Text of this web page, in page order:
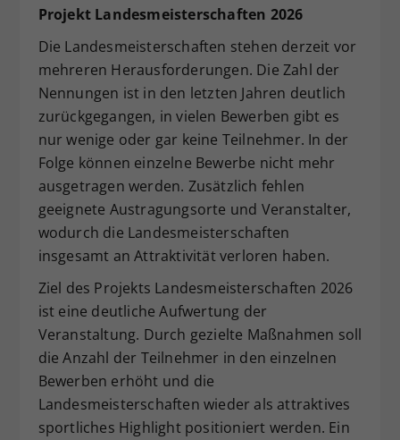
Projekt Landesmeisterschaften 2026
Die Landesmeisterschaften stehen derzeit vor
mehreren Herausforderungen. Die Zahl der
Nennungen ist in den letzten Jahren deutlich
zurückgegangen, in vielen Bewerben gibt es
nur wenige oder gar keine Teilnehmer. In der
Folge können einzelne Bewerbe nicht mehr
ausgetragen werden. Zusätzlich fehlen
geeignete Austragungsorte und Veranstalter,
wodurch die Landesmeisterschaften
insgesamt an Attraktivität verloren haben.
Ziel des Projekts Landesmeisterschaften 2026
ist eine deutliche Aufwertung der
Veranstaltung. Durch gezielte Maßnahmen soll
die Anzahl der Teilnehmer in den einzelnen
Bewerben erhöht und die
Landesmeisterschaften wieder als attraktives
sportliches Highlight positioniert werden. Ein
Zweck
Dieser Wert speichert Ihre Consent-
Einstellungen. Unter anderem eine
zufällig generierte ID, für die
historische Speicherung Ihrer
vorgenommen Einstellungen, falls der
Webseiten-Betreiber dies eingestellt
hat.